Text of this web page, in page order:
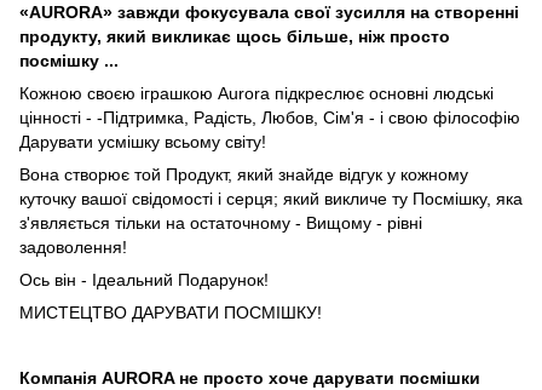
«AURORA» завжди фокусувала свої зусилля на створенні
продукту, який викликає щось більше, ніж просто
посмішку ...
Кожною своєю іграшкою Aurora підкреслює основні людські
цінності - -Підтримка, Радість, Любов, Сім'я - і свою філософію
Дарувати усмішку всьому світу!
Вона створює той Продукт, який знайде відгук у кожному
куточку вашої свідомості і серця; який викличе ту Посмішку, яка
з'являється тільки на остаточному - Вищому - рівні
задоволення!
Ось він - Ідеальний Подарунок!
МИСТЕЦТВО ДАРУВАТИ ПОСМІШКУ!
Компанія AURORA не просто хоче дарувати посмішки